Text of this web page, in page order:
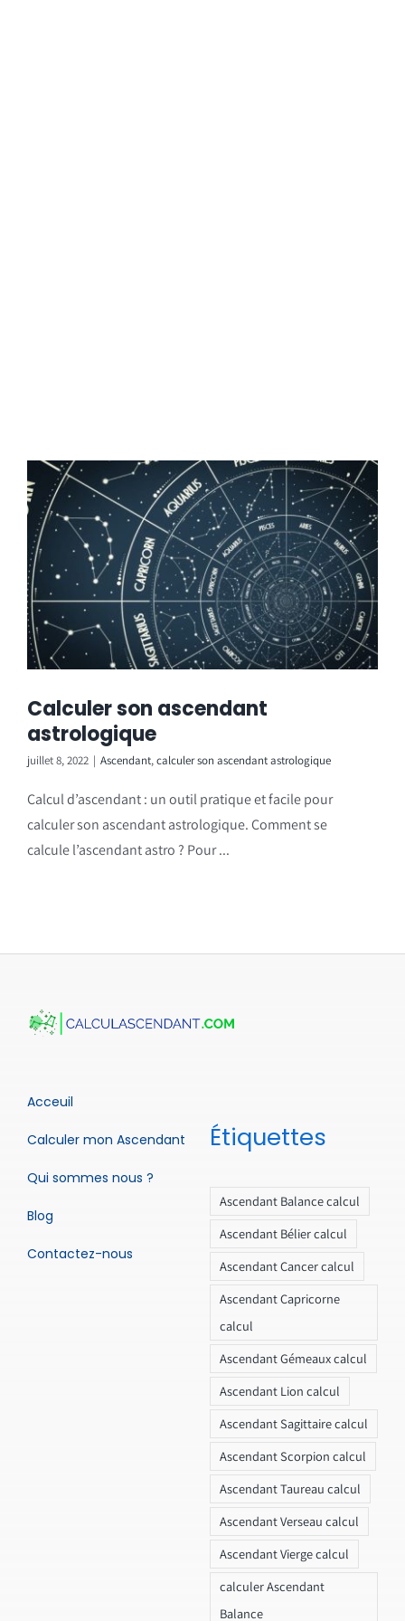
Calculer son ascendant
astrologique
juillet 8, 2022 | Ascendant,calculer son ascendant astrologique
Calcul d’ascendant : un outil pratique et facile pour
calculer son ascendant astrologique. Comment se
calcule l’ascendant astro ? Pour ...
Acceuil
Calculer mon Ascendant
Qui sommes nous ?
Blog
Contactez-nous
Étiquettes
Ascendant Balance calcul
Ascendant Bélier calcul
Ascendant Cancer calcul
Ascendant Capricorne
calcul
Ascendant Gémeaux calcul
Ascendant Lion calcul
Ascendant Sagittaire calcul
Ascendant Scorpion calcul
Ascendant Taureau calcul
Ascendant Verseau calcul
Ascendant Vierge calcul
calculer Ascendant
Balance